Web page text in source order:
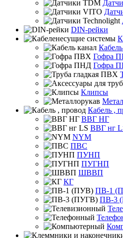
DIN-рейки
Гофра
Гофра
Клипсы
Кабель ,
ВВГ НГ
ВВГ нг
NYM
ПВС
ПУНП
ПУГНП
ШВВП
КГ
ПВ-1
ПВ-3